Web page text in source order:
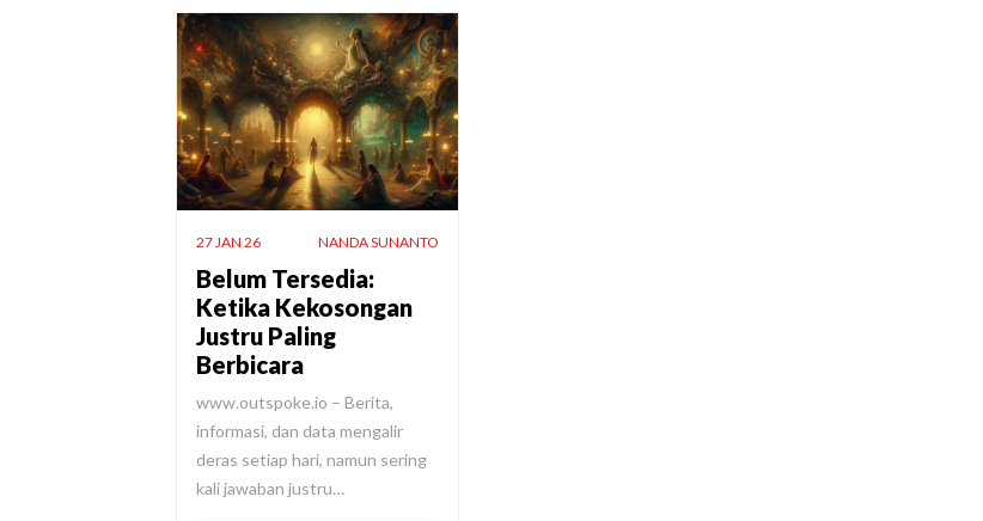
27 JAN 26 NANDA SUNANTO
Belum Tersedia:
Ketika Kekosongan
Justru Paling
Berbicara
www.outspoke.io – Berita,
informasi, dan data mengalir
deras setiap hari, namun sering
kali jawaban justru…